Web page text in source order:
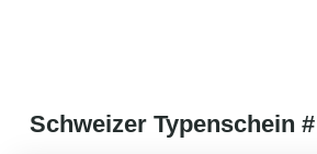
Schweizer Typenschein #